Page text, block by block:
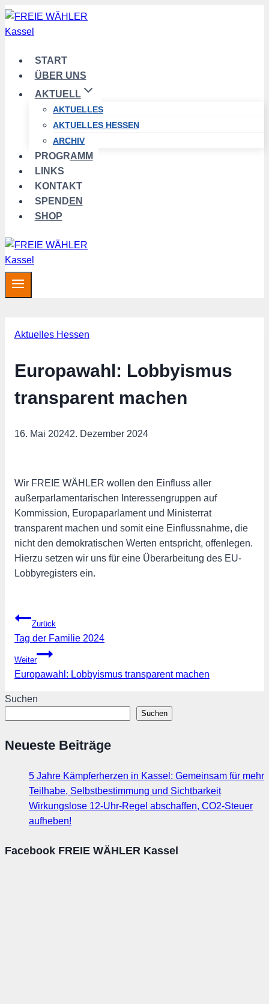
Zum
Inhalt
START
ÜBER UNS
AKTUELL
AKTUELLES
AKTUELLES HESSEN
ARCHIV
PROGRAMM
LINKS
KONTAKT
SPENDEN
SHOP
Aktuelles Hessen
Europawahl: Lobbyismus
transparent machen
16. Mai 20242. Dezember 2024
Wir FREIE WÄHLER wollen den Einfluss aller
außerparlamentarischen Interessengruppen auf
Kommission, Europaparlament und Ministerrat
transparent machen und somit eine Einflussnahme, die
nicht den demokratischen Werten entspricht, offenlegen.
Hierzu setzen wir uns für eine Überarbeitung des EU-
Lobbyregisters ein.
Beitragsnavigation
Zurück
Tag der Familie 2024
Weiter
Europawahl: Lobbyismus transparent machen
Suchen
Suchen
Neueste Beiträge
5 Jahre Kämpferherzen in Kassel: Gemeinsam für mehr
Teilhabe, Selbstbestimmung und Sichtbarkeit
Wirkungslose 12-Uhr-Regel abschaffen, CO2-Steuer
aufheben!
Facebook FREIE WÄHLER Kassel